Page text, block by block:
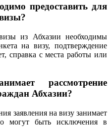
предоставить для
из Абхазии необходимы
на визу, подтверждение
справка с места работы или
рассмотрение
Абхазии?
заявления на визу занимает
быть исключения в